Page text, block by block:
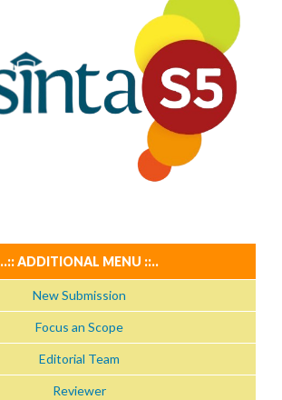
..:: ADDITIONAL MENU ::..
New Submission
Focus an Scope
Editorial Team
Reviewer